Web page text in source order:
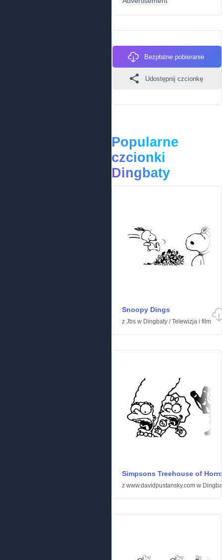
Bezpłatne pobieranie
Udostępnij czcionkę
Popularne
czcionki
Dingbaty
Snoopy Dings
z Jbs w Dingbaty /Telewizja i film
Simpsons Treehouse of
z www.davidpustansky.com w